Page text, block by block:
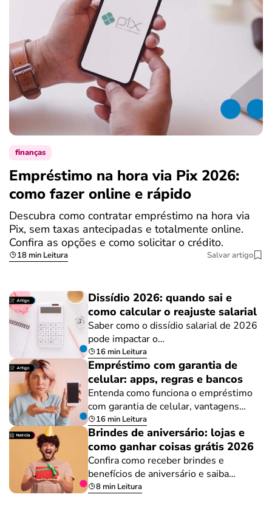
finanças
Empréstimo na hora via Pix 2026:
como fazer online e rápido
Descubra como contratar empréstimo na hora via
Pix, sem taxas antecipadas e totalmente online.
Confira as opções e como solicitar o crédito.
18 min Leitura Salvar artigo
Dissídio 2026: quando sai e
como calcular o reajuste salarial
Saber como o dissídio salarial de 2026
pode impactar o…
16 min Leitura
Empréstimo com garantia de
celular: apps, regras e bancos
Entenda como funciona o empréstimo
com garantia de celular, vantagens…
16 min Leitura
Brindes de aniversário: lojas e
como ganhar coisas grátis 2026
Confira como receber brindes e
benefícios de aniversário e saiba…
8 min Leitura